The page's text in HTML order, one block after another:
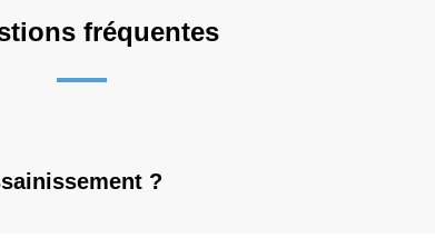
fréquentes
?